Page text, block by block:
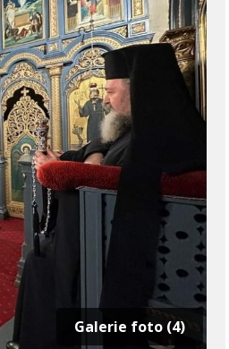
Galerie foto (4)